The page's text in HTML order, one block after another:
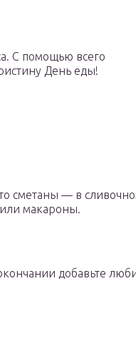
С помощью всего
День еды!
сметаны — в
макароны.
добавьте